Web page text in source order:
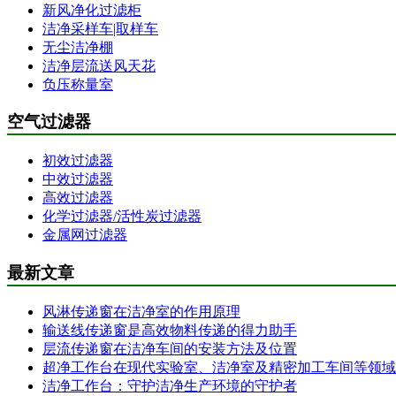
新风净化过滤柜
洁净采样车|取样车
无尘洁净棚
洁净层流送风天花
负压称量室
空气过滤器
初效过滤器
中效过滤器
高效过滤器
化学过滤器/活性炭过滤器
金属网过滤器
最新文章
风淋传递窗在洁净室的作用原理
输送线传递窗是高效物料传递的得力助手
层流传递窗在洁净车间的安装方法及位置
超净工作台在现代实验室、洁净室及精密加工车间等领
洁净工作台：守护洁净生产环境的守护者